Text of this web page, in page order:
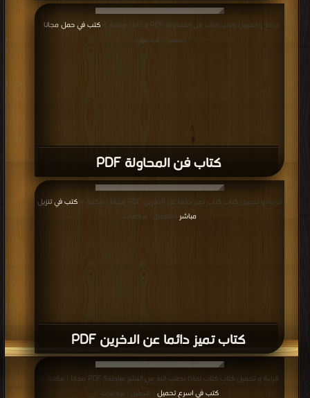
كتاب فن المحاولة PDF
قراءة و تحميل كتاب كتاب فن المحاولة PDF مجانا | مكتبة > كتب في حمل مجانا
التحميل : مرة/مرات
كتاب تميز دائما عن الاخرين PDF
قراءة و تحميل كتاب كتاب تميز دائما عن الاخرين PDF مجانا | مكتبة >
كتب في تنزيل
مباشر | التحميل : مرة/مرات
قراءة و تحميل كتاب كتاب لماذا يطلب الله من البشر عبادته؟ PDF مجانا | مكتبة >
كتب في اسرع تحميل | التحميل : مرة/مرات